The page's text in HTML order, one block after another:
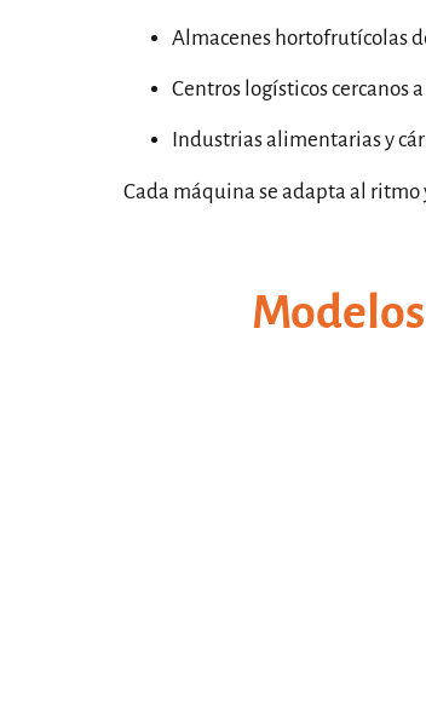
Almacenes hortofrutícolas
Centros logísticos cercanos a
Industrias alimentarias y
Cada máquina se adapta al ritmo